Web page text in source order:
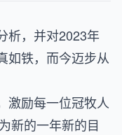
析，并对2023年
如铁，而今迈步从
激励每一位冠牧人
新的一年新的目